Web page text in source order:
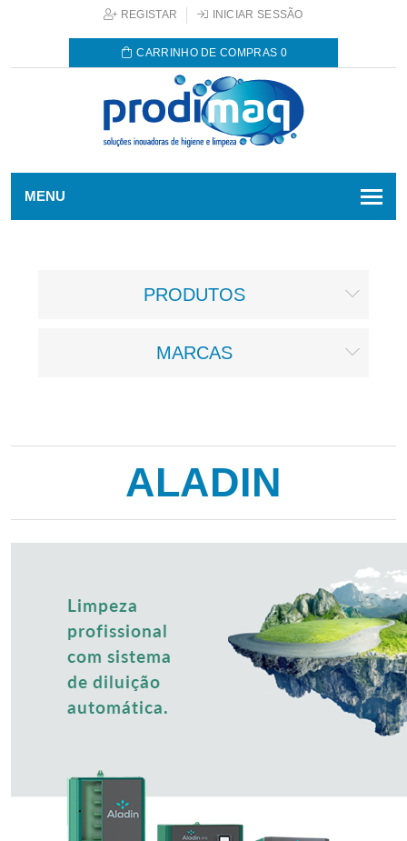
REGISTAR INICIAR SESSÃO
CARRINHO DE COMPRAS 0
MENU
PRODUTOS
MARCAS
ALADIN